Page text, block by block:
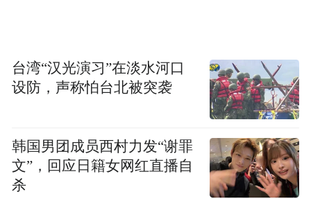
台湾“汉光演习”在淡水河口
设防，声称怕台北被突袭
韩国男团成员西村力发“谢罪
文”，回应日籍女网红直播自
杀